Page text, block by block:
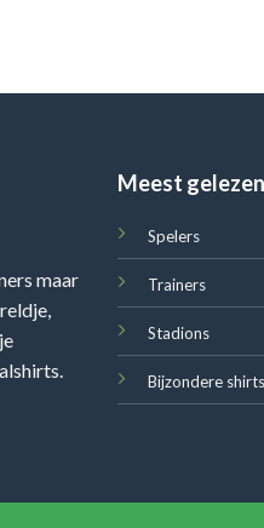
maar
Meest gelezen
Spelers
Trainers
Stadions
Bijzondere shirts